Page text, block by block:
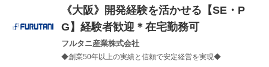
《大阪》開発経験を活かせる【SE・P
G】経験者歓迎＊在宅勤務可
フルタニ産業株式会社
◆創業50年以上の実績と信頼で安定経営を実現◆